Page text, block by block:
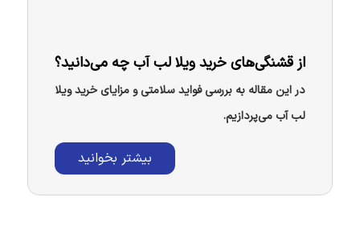
از قشنگی‌های خرید ویلا لب آب چه می‌دانید؟
در این مقاله به بررسی فواید سلامتی و مزایای خرید ویلا
لب آب می‌پردازیم.
بیشتر بخوانید